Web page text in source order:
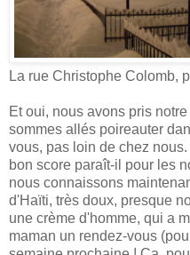
La rue Christophe Colomb,
Et oui, nous avons pris
sommes allés poireauter
vous, pas loin de chez
bon score paraît-il pour les
nous connaissons
d'Haïti, très doux, presque
une crème d'homme, qui a
maman un rendez-vous